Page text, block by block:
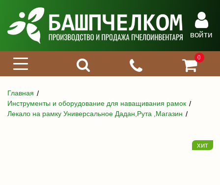
войти
0
Главная
Инструменты и оборудование для наващивания рамок
Лекало на рамку Универсальное Дадан,Рута ,Магазин
хит